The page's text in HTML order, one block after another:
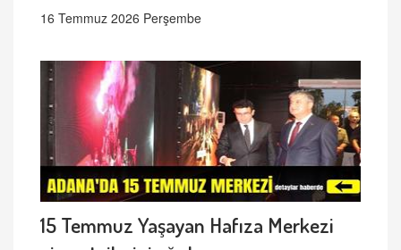
16 Temmuz 2026 Perşembe
15 Temmuz Yaşayan Hafıza Merkezi